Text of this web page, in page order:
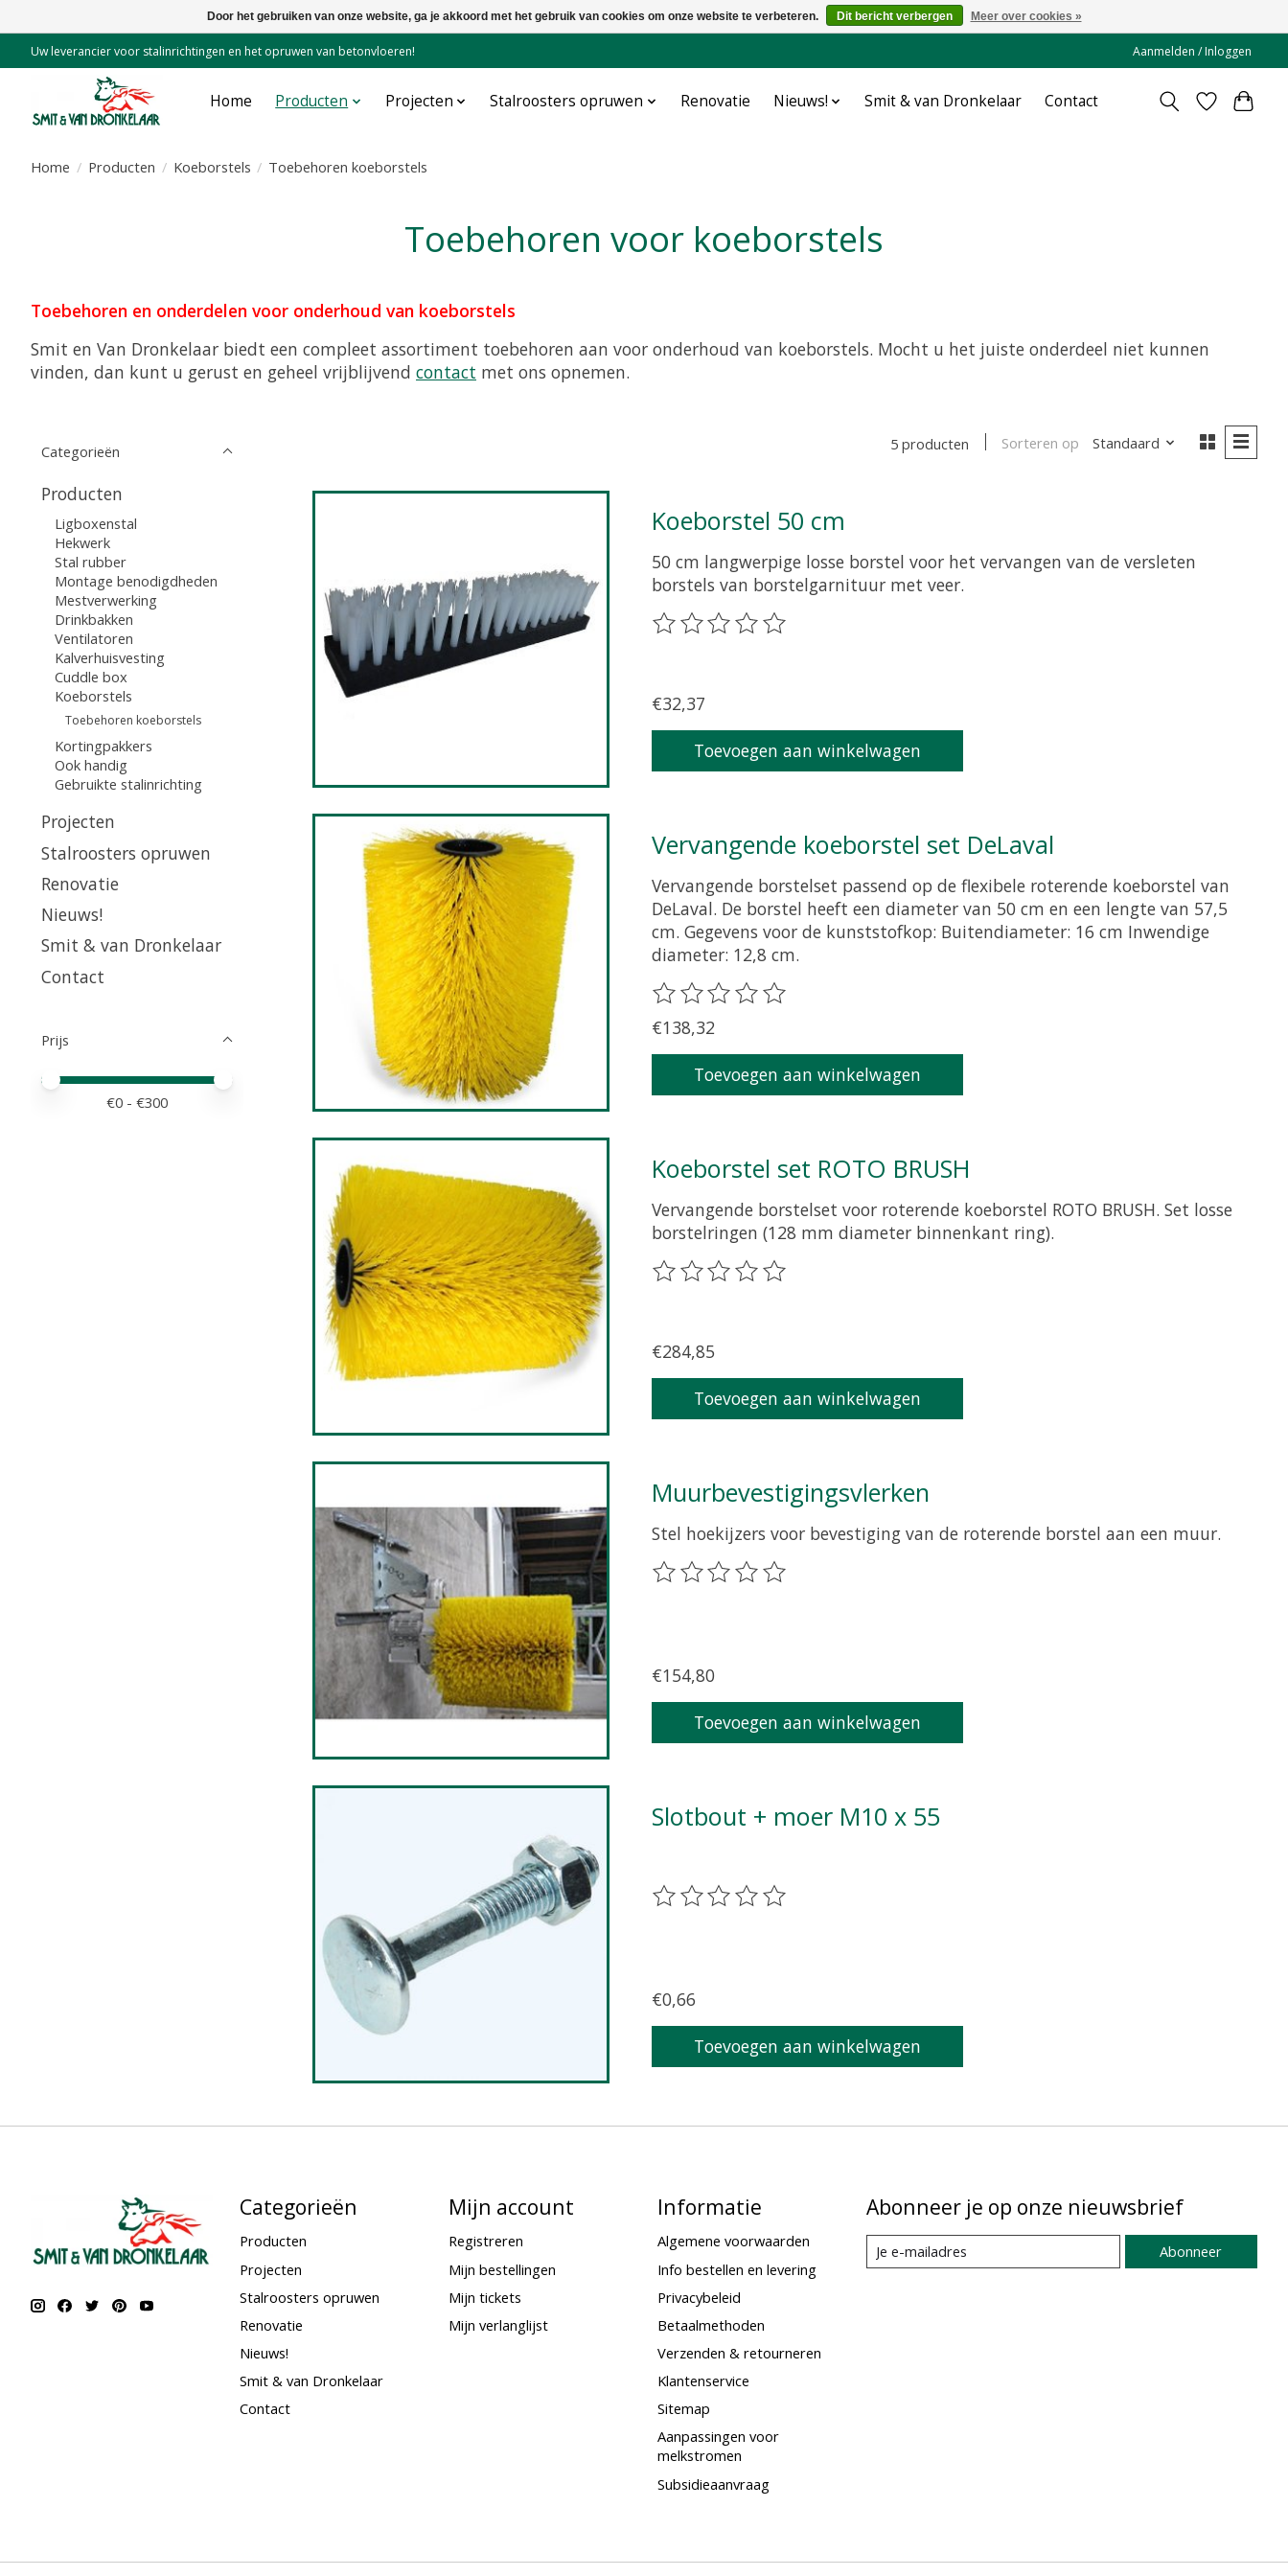
Uw leverancier voor stalinrichtingen en het opruwen van betonvloeren! Aanmelden / Inloggen
Home Producten Projecten Stalroosters opruwen Renovatie Nieuws! Smit & van Dronkelaar Contact
Home / Producten / Koeborstels / Toebehoren koeborstels
Toebehoren voor koeborstels
Toebehoren en onderdelen voor onderhoud van koeborstels
Smit en Van Dronkelaar biedt een compleet assortiment toebehoren aan voor onderhoud van koeborstels. Mocht u het juiste onderdeel niet kunnen
vinden, dan kunt u gerust en geheel vrijblijvend contact met ons opnemen.
Categorieën
Producten
Ligboxenstal
Hekwerk
Stal rubber
Montage benodigdheden
Mestverwerking
Drinkbakken
Ventilatoren
Kalverhuisvesting
Cuddle box
Koeborstels
Toebehoren koeborstels
Kortingpakkers
Ook handig
Gebruikte stalinrichting
Projecten
Stalroosters opruwen
Renovatie
Nieuws!
Smit & van Dronkelaar
Contact
Prijs
Minimale prijswaarde
Price maximum value
€0 - €300
5 producten Sorteren op Standaard
Koeborstel 50 cm
50 cm langwerpige losse borstel voor het vervangen van de versleten
borstels van borstelgarnituur met veer.
De beoordeling van dit product is
€32,37
Toevoegen aan winkelwagen
Vervangende koeborstel set DeLaval
Vervangende borstelset passend op de flexibele roterende koeborstel van
DeLaval. De borstel heeft een diameter van 50 cm en een lengte van 57,5
cm. Gegevens voor de kunststofkop: Buitendiameter: 16 cm Inwendige
diameter: 12,8 cm.
De beoordeling van dit product is
€138,32
Toevoegen aan winkelwagen
Koeborstel set ROTO BRUSH
Vervangende borstelset voor roterende koeborstel ROTO BRUSH. Set losse
borstelringen (128 mm diameter binnenkant ring).
De beoordeling van dit product is
€284,85
Toevoegen aan winkelwagen
Muurbevestigingsvlerken
Stel hoekijzers voor bevestiging van de roterende borstel aan een muur.
De beoordeling van dit product is
€154,80
Toevoegen aan winkelwagen
Slotbout + moer M10 x 55
De beoordeling van dit product is
€0,66
Toevoegen aan winkelwagen
Categorieën
Producten
Projecten
Stalroosters opruwen
Renovatie
Nieuws!
Smit & van Dronkelaar
Contact
Mijn account
Registreren
Mijn bestellingen
Mijn tickets
Mijn verlanglijst
Informatie
Algemene voorwaarden
Info bestellen en levering
Privacybeleid
Betaalmethoden
Verzenden & retourneren
Klantenservice
Sitemap
Aanpassingen voor
melkstromen
Subsidieaanvraag
Abonneer je op onze nieuwsbrief
Abonneer
Door het gebruiken van onze website, ga je akkoord met het gebruik van cookies om onze website te verbeteren. Dit bericht verbergen Meer over cookies »